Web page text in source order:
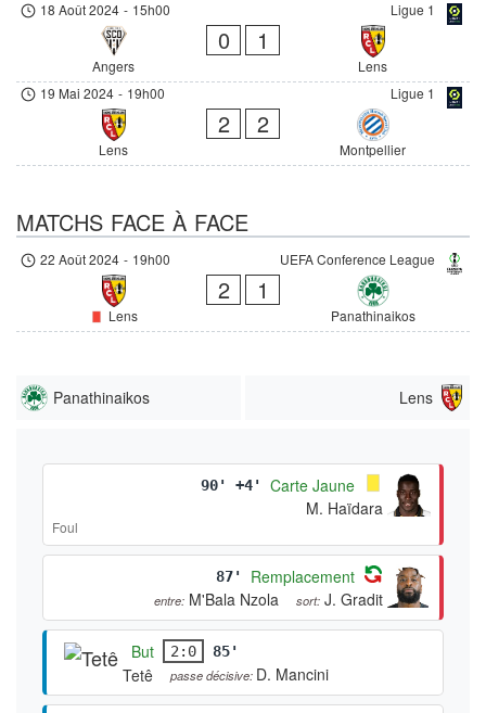
Ligue 1
18 Août 2024 - 15h00
Angers
0 1
Lens
Ligue 1
19 Mai 2024 - 19h00
Lens
2 2
Montpellier
MATCHS FACE À FACE
UEFA Conference League
22 Août 2024 - 19h00
Lens
2 1
Panathinaikos
Panathinaikos Lens
90' +4'
Carte Jaune
M. Haïdara
Foul
87' Remplacement
entre: M'Bala Nzola sort: J. Gradit
But 2:0 85'
Tetê passe décisive: D. Mancini